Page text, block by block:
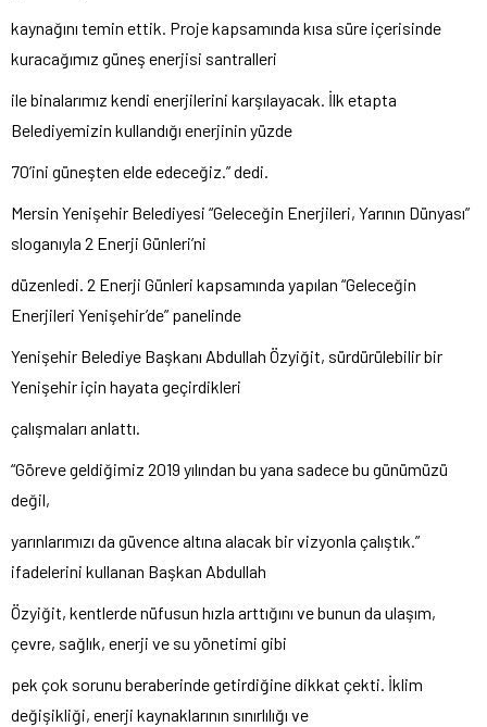
kaynağını temin ettik. Proje kapsamında kısa süre içerisinde
kuracağımız güneş enerjisi santralleri
ile binalarımız kendi enerjilerini karşılayacak. İlk etapta
Belediyemizin kullandığı enerjinin yüzde
70’ini güneşten elde edeceğiz.” dedi.
Mersin Yenişehir Belediyesi “Geleceğin Enerjileri, Yarının Dünyası”
sloganıyla 2 Enerji Günleri’ni
düzenledi. 2 Enerji Günleri kapsamında yapılan “Geleceğin
Enerjileri Yenişehir’de” panelinde
Yenişehir Belediye Başkanı Abdullah Özyiğit, sürdürülebilir bir
Yenişehir için hayata geçirdikleri
çalışmaları anlattı.
“Göreve geldiğimiz 2019 yılından bu yana sadece bu günümüzü
değil,
yarınlarımızı da güvence altına alacak bir vizyonla çalıştık.”
ifadelerini kullanan Başkan Abdullah
Özyiğit, kentlerde nüfusun hızla arttığını ve bunun da ulaşım,
çevre, sağlık, enerji ve su yönetimi gibi
pek çok sorunu beraberinde getirdiğine dikkat çekti. İklim
değişikliği, enerji kaynaklarının sınırlılığı ve